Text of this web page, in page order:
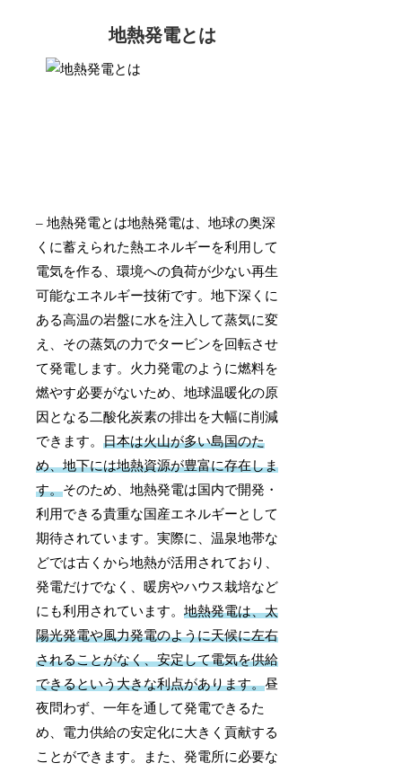
地熱発電とは
– 地熱発電とは地熱発電は、地球の奥深
くに蓄えられた熱エネルギーを利用して
電気を作る、環境への負荷が少ない再生
可能なエネルギー技術です。地下深くに
ある高温の岩盤に水を注入して蒸気に変
え、その蒸気の力でタービンを回転させ
て発電します。火力発電のように燃料を
燃やす必要がないため、地球温暖化の原
因となる二酸化炭素の排出を大幅に削減
できます。日本は火山が多い島国のた
め、地下には地熱資源が豊富に存在しま
す。そのため、地熱発電は国内で開発・
利用できる貴重な国産エネルギーとして
期待されています。実際に、温泉地帯な
どでは古くから地熱が活用されており、
発電だけでなく、暖房やハウス栽培など
にも利用されています。地熱発電は、太
陽光発電や風力発電のように天候に左右
されることがなく、安定して電気を供給
できるという大きな利点があります。昼
夜問わず、一年を通して発電できるた
め、電力供給の安定化に大きく貢献する
ことができます。また、発電所に必要な